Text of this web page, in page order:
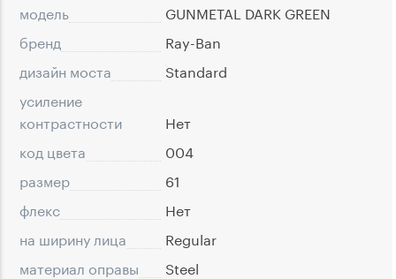
модель
GUNMETAL DARK GREEN
бренд
Ray-Ban
дизайн моста
Standard
усиление
контрастности
Нет
код цвета
004
размер
61
флекс
Нет
на ширину лица
Regular
материал оправы
Steel